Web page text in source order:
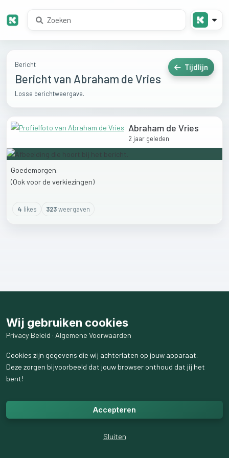
Bericht
Bericht van Abraham de Vries
Losse berichtweergave.
Tijdlijn
Abraham de Vries
2 jaar geleden
Goedemorgen.
(Ook voor de verkiezingen)
4 likes 323weergaven
Wij gebruiken cookies
Privacy Beleid · Algemene Voorwaarden
Cookies zijn gegevens die wij achterlaten op jouw apparaat.
Deze zorgen bijvoorbeeld dat jouw browser onthoud dat jij het
bent!
Accepteren
Sluiten